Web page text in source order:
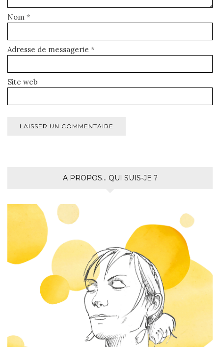
Nom *
Adresse de messagerie *
Site web
A PROPOS… QUI SUIS-JE ?